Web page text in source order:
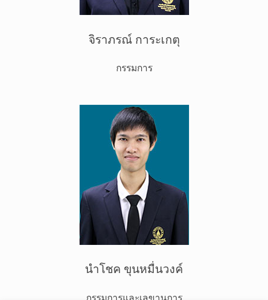
จิราภรณ์ การะเกตุ
กรรมการ
นำโชค ขุนหมื่นวงค์
กรรมการและเลขานุการ